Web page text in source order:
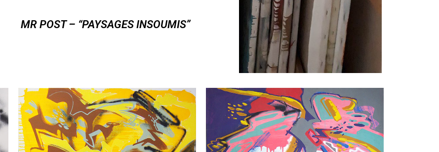
MR POST – “PAYSAGES INSOUMIS”